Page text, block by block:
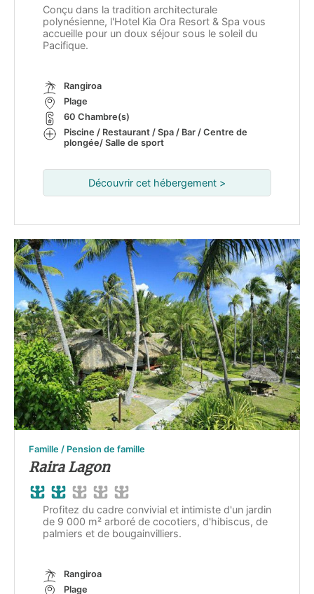
Conçu dans la tradition architecturale
polynésienne, l'Hotel Kia Ora Resort & Spa vous
accueille pour un doux séjour sous le soleil du
Pacifique.
Rangiroa
Plage
60 Chambre(s)
Piscine / Restaurant / Spa / Bar / Centre de
plongée/ Salle de sport
Découvrir cet hébergement >
Famille / Pension de famille
Raira Lagon
Profitez du cadre convivial et intimiste d'un jardin
de 9 000 m² arboré de cocotiers, d'hibiscus, de
palmiers et de bougainvilliers.
Rangiroa
Plage